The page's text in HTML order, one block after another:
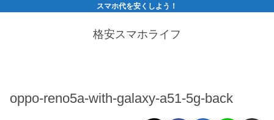
スマホ代を安くしよう！
格安スマホライフ
oppo-reno5a-with-galaxy-a51-5g-back